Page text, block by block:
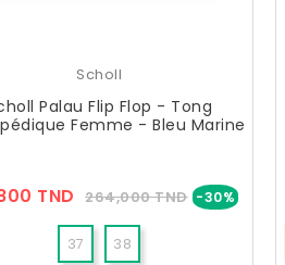
Scholl
Palau Flip Flop - Tong
Femme - Bleu Marine
TND Prix
Public
264,000 TND -30%Prix
37 38